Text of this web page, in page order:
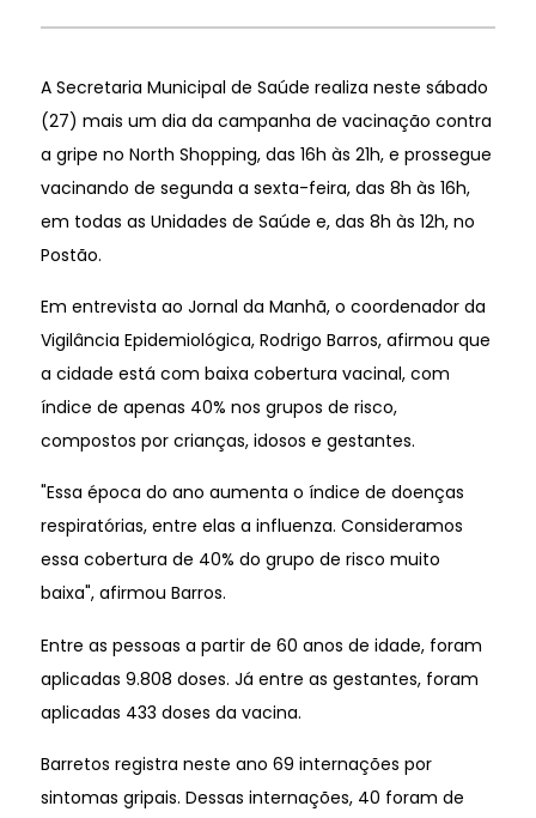
A Secretaria Municipal de Saúde realiza neste sábado
(27) mais um dia da campanha de vacinação contra
a gripe no North Shopping, das 16h às 21h, e prossegue
vacinando de segunda a sexta-feira, das 8h às 16h,
em todas as Unidades de Saúde e, das 8h às 12h, no
Postão.
Em entrevista ao Jornal da Manhã, o coordenador da
Vigilância Epidemiológica, Rodrigo Barros, afirmou que
a cidade está com baixa cobertura vacinal, com
índice de apenas 40% nos grupos de risco,
compostos por crianças, idosos e gestantes.
"Essa época do ano aumenta o índice de doenças
respiratórias, entre elas a influenza. Consideramos
essa cobertura de 40% do grupo de risco muito
baixa", afirmou Barros.
Entre as pessoas a partir de 60 anos de idade, foram
aplicadas 9.808 doses. Já entre as gestantes, foram
aplicadas 433 doses da vacina.
Barretos registra neste ano 69 internações por
sintomas gripais. Dessas internações, 40 foram de